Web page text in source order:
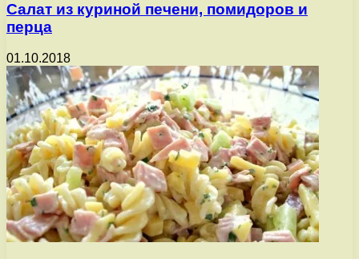
Салат из куриной печени, помидоров и
перца
01.10.2018